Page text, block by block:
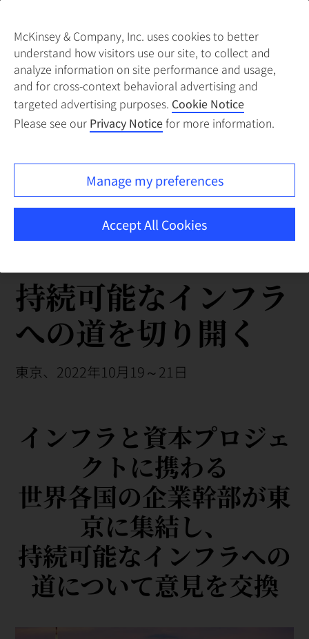
持続可能なインフラ
への道を切り開く
東京、2022年10月19～21日
インフラと資本プロジェ
クトに携わる
世界各国の企業幹部が東
京に集結し、
持続可能なインフラへの
道について意見を交換
McKinsey & Company, Inc. uses cookies to better
understand how visitors use our site, to collect and
analyze information on site performance and usage,
and for cross-context behavioral advertising and
targeted advertising purposes. Cookie Notice
Please see our Privacy Noticefor more information.
Manage my preferences
Accept All Cookies